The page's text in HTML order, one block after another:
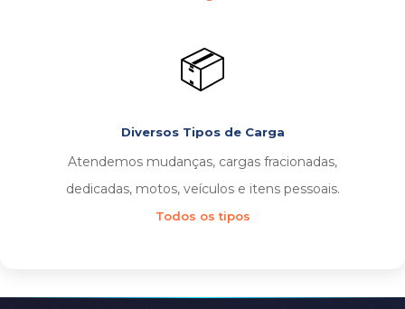
📦
Diversos Tipos de Carga
Atendemos mudanças, cargas fracionadas,
dedicadas, motos, veículos e itens pessoais.
Todos os tipos